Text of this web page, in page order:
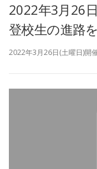
2022年3月26
登校生の進路
2022年3月26日(土曜日)開